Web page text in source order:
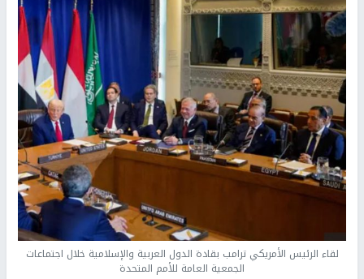
لقاء الرئيس الأمريكي ترامب بقادة الدول العربية والإسلامية خلال اجتماعات
الجمعية العامة للأمم المتحدة